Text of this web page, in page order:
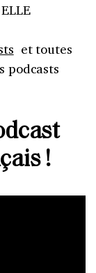
et toutes
podcasts
!